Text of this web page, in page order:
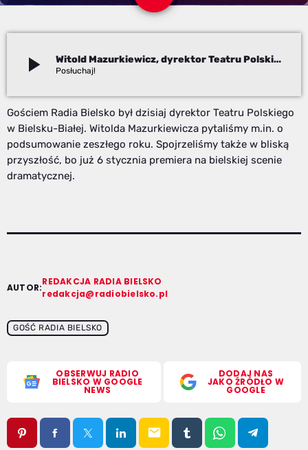
play_arrow Witold Mazurkiewicz, dyrektor Teatru Polskiego w Bielsku-Białej
Gościem Radia Bielsko był dzisiaj dyrektor Teatru Polskiego
w Bielsku-Białej. Witolda Mazurkiewicza pytaliśmy m.in. o
podsumowanie zeszłego roku. Spojrzeliśmy także w bliską
przyszłość, bo już 6 stycznia premiera na bielskiej scenie
dramatycznej.
AUTOR:
REDAKCJA RADIA BIELSKO
redakcja@radiobielsko.pl
GOŚĆ RADIA BIELSKO
OBSERWUJ RADIO
BIELSKO W GOOGLE
NEWS
DODAJ NAS
JAKO ŹRÓDŁO W
GOOGLE
email